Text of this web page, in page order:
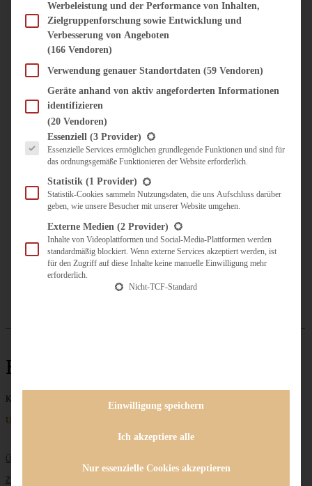
SÜSS & HERZHAFT
BROTAUFSTRICH
DIPS, SAUCEN, CHUTNEYS
KÜCHENGESCHENKE
UNTERWEGS
KULINARISCH UNTERWEGS
ÜBER MICH
ZUSAMMENARBEIT
Erdbeer-Tiramisu
Keine Beiträge gefunden
Unternehmen
ÜBER MICH
ZUSAMMENARBEIT
Werbeleistung und der Performance von Inhalten,
Zielgruppenforschung sowie Entwicklung und
Verbesserung von Angeboten
(166 Vendoren)
Verwendung genauer Standortdaten (59 Vendoren)
Geräte anhand von aktiv angeforderten Informationen
identifizieren
(20 Vendoren)
Es folgt eine Liste der Service-Gruppen, für die eine Einwilligung erteilt werden
Essenziell (3 Provider)
Essenzielle Services ermöglichen grundlegende Funktionen und sind für
das ordnungsgemäße Funktionieren der Website erforderlich.
Statistik (1 Provider)
Statistik-Cookies sammeln Nutzungsdaten, die uns Aufschluss darüber
geben, wie unsere Besucher mit unserer Website umgehen.
Externe Medien (2 Provider)
Inhalte von Videoplattformen und Social-Media-Plattformen werden
standardmäßig blockiert. Wenn externe Services akzeptiert werden, ist
für den Zugriff auf diese Inhalte keine manuelle Einwilligung mehr
erforderlich.
Nicht-TCF-Standard
Einwilligung speichern
Ich akzeptiere alle
Nur essenzielle Cookies akzeptieren